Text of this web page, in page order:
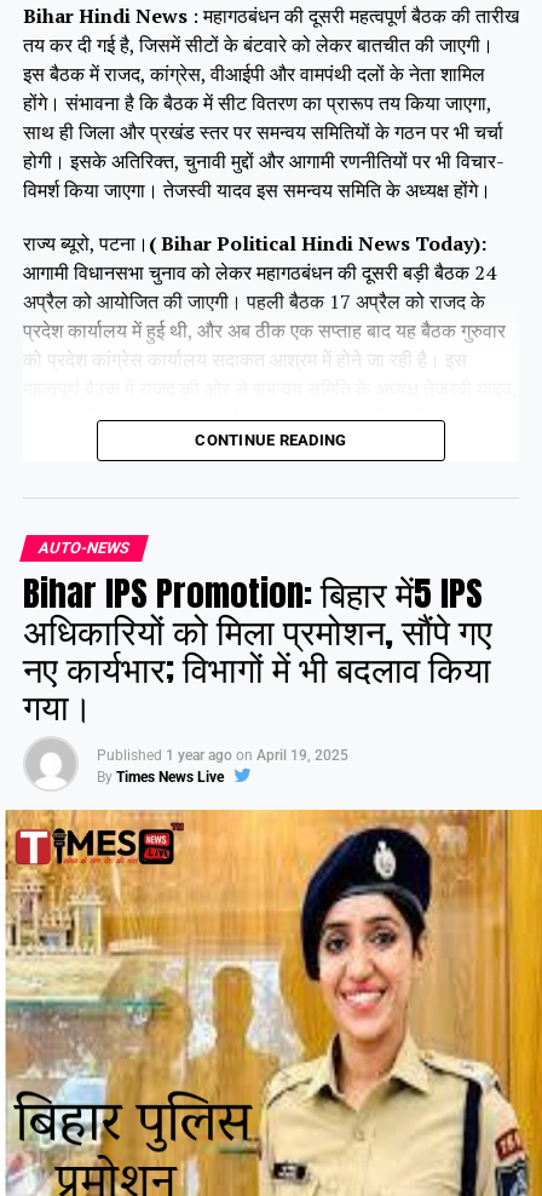
Bihar Hindi News: महागठबंधन की दूसरी महत्वपूर्ण बैठक की तारीख
तय कर दी गई है, जिसमें सीटों के बंटवारे को लेकर बातचीत की जाएगी।
इस बैठक में राजद, कांग्रेस, वीआईपी और वामपंथी दलों के नेता शामिल
होंगे। संभावना है कि बैठक में सीट वितरण का प्रारूप तय किया जाएगा,
साथ ही जिला और प्रखंड स्तर पर समन्वय समितियों के गठन पर भी चर्चा
होगी। इसके अतिरिक्त, चुनावी मुद्दों और आगामी रणनीतियों पर भी विचार-
विमर्श किया जाएगा। तेजस्वी यादव इस समन्वय समिति के अध्यक्ष होंगे।
राज्य ब्यूरो, पटना। ( Bihar Political Hindi News Today):
आगामी विधानसभा चुनाव को लेकर महागठबंधन की दूसरी बड़ी बैठक 24
अप्रैल को आयोजित की जाएगी। पहली बैठक 17 अप्रैल को राजद के
प्रदेश कार्यालय में हुई थी, और अब ठीक एक सप्ताह बाद यह बैठक गुरुवार
को प्रदेश कांग्रेस कार्यालय सदाकत आश्रम में होने जा रही है। इस
कांग्रेस की ओर से राजेश राम और कृष्णा अल्लावारू, वीआईपी के मुकेश
सहनी और वाम दलों के प्रमुख नेता भाग लेंगे।
Share this:
Facebook X
Like this:
CONTINUE READING
AUTO-NEWS
Bihar IPS Promotion: बिहार में5 IPS
अधिकारियों को मिला प्रमोशन, सौंपे गए
नए कार्यभार; विभागों में भी बदलाव किया
गया।
Published 1 year ago on April 19, 2025
By Times News Live